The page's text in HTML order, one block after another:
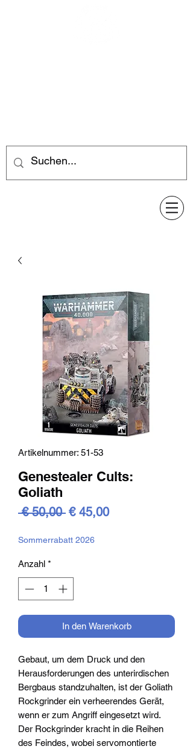
Artikelnummer: 51-53
Genestealer Cults:
Goliath
€ 50,00 Standardpreis
€ 45,00Sale-
Sommerrabatt 2026
Anzahl *
In den Warenkorb
Gebaut, um dem Druck und den
Herausforderungen des unterirdischen
Bergbaus standzuhalten, ist der Goliath
Rockgrinder ein verheerendes Gerät,
wenn er zum Angriff eingesetzt wird.
Der Rockgrinder kracht in die Reihen
des Feindes, wobei servomontierte